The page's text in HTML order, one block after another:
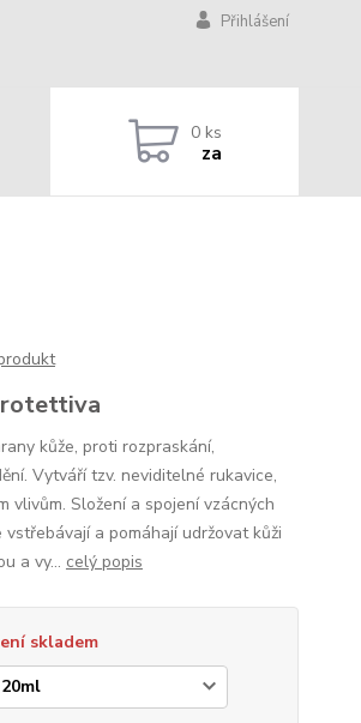
Přihlášení
0 ks
za
kůže, proti rozpraskání,
Vytváří tzv. neviditelné rukavice,
vlivům. Složení a spojení vzácných
a pomáhají udržovat kůži
a vy... celý popis
skladem